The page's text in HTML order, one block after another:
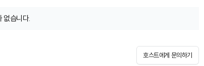
없습니다.
호스트에게 문의하기